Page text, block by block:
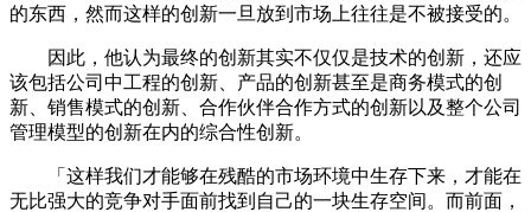
的东西，然而这样的创新一旦放到市场上往往是不被接受的。
因此，他认为最终的创新其实不仅仅是技术的创新，还应
该包括公司中工程的创新、产品的创新甚至是商务模式的创
新、销售模式的创新、合作伙伴合作方式的创新以及整个公司
管理模型的创新在内的综合性创新。
「这样我们才能够在残酷的市场环境中生存下来，才能在
无比强大的竞争对手面前找到自己的一块生存空间。而前面，